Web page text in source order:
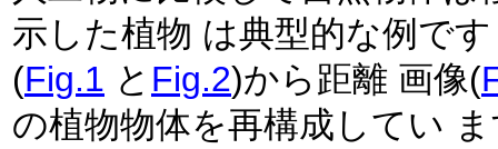
示した植物 は典型的な例で
(Fig.1 と Fig.2)から距離 画像(
の植物物体を再構成してい